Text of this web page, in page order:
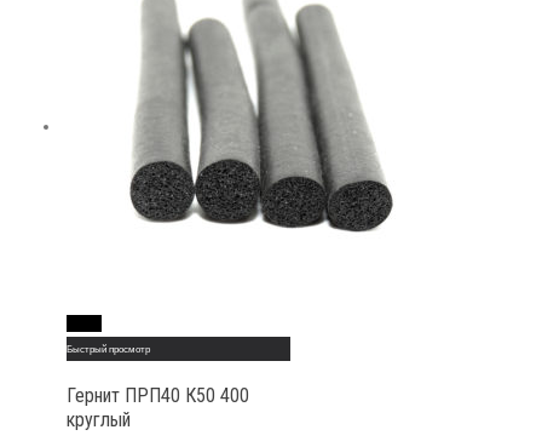
Быстрый просмотр
Гернит ПРП40 К50 400
круглый